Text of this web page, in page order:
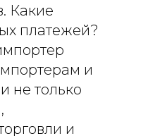
Какие
платежей?
и
не только
и